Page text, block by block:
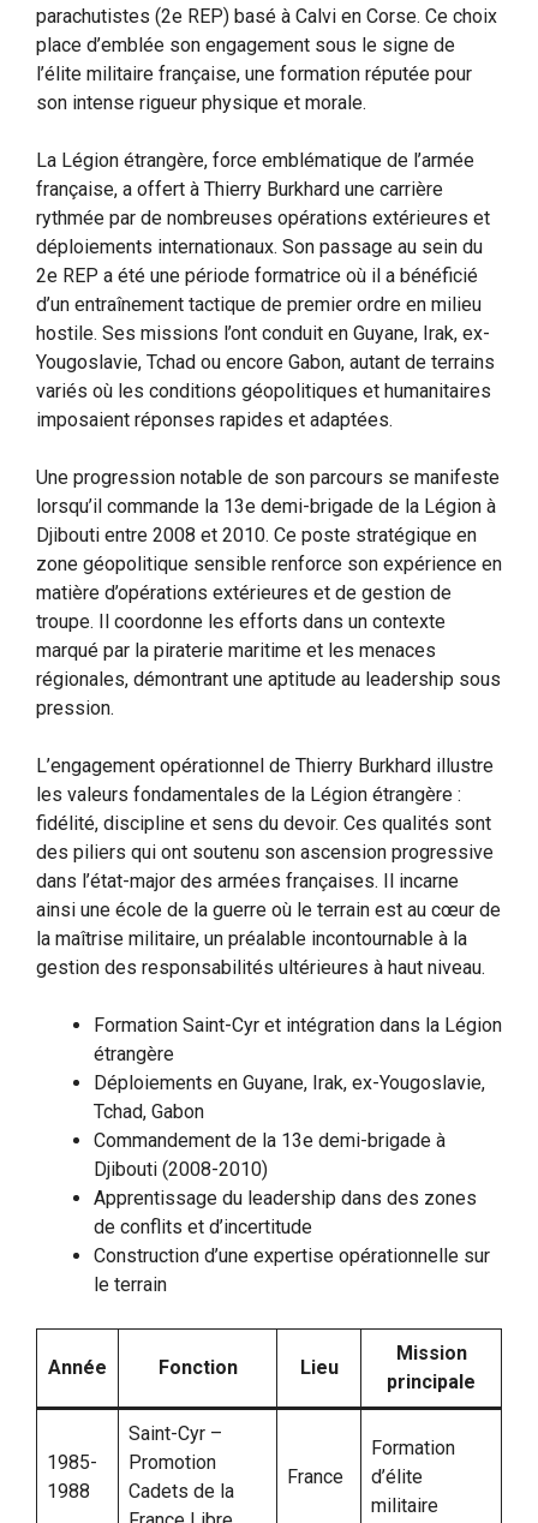
parachutistes (2e REP) basé à Calvi en Corse. Ce choix
place d’emblée son engagement sous le signe de
l’élite militaire française, une formation réputée pour
son intense rigueur physique et morale.
La Légion étrangère, force emblématique de l’armée
française, a offert à Thierry Burkhard une carrière
rythmée par de nombreuses opérations extérieures et
déploiements internationaux. Son passage au sein du
2e REP a été une période formatrice où il a bénéficié
d’un entraînement tactique de premier ordre en milieu
hostile. Ses missions l’ont conduit en Guyane, Irak, ex-
Yougoslavie, Tchad ou encore Gabon, autant de terrains
variés où les conditions géopolitiques et humanitaires
imposaient réponses rapides et adaptées.
Une progression notable de son parcours se manifeste
lorsqu’il commande la 13e demi-brigade de la Légion à
Djibouti entre 2008 et 2010. Ce poste stratégique en
zone géopolitique sensible renforce son expérience en
matière d’opérations extérieures et de gestion de
troupe. Il coordonne les efforts dans un contexte
marqué par la piraterie maritime et les menaces
régionales, démontrant une aptitude au leadership sous
pression.
L’engagement opérationnel de Thierry Burkhard illustre
les valeurs fondamentales de la Légion étrangère :
fidélité, discipline et sens du devoir. Ces qualités sont
des piliers qui ont soutenu son ascension progressive
dans l’état-major des armées françaises. Il incarne
ainsi une école de la guerre où le terrain est au cœur de
la maîtrise militaire, un préalable incontournable à la
gestion des responsabilités ultérieures à haut niveau.
Formation Saint-Cyr et intégration dans la Légion
étrangère
Déploiements en Guyane, Irak, ex-Yougoslavie,
Tchad, Gabon
Commandement de la 13e demi-brigade à
Djibouti (2008-2010)
Apprentissage du leadership dans des zones
de conflits et d’incertitude
Construction d’une expertise opérationnelle sur
le terrain
Année Fonction Lieu
Mission
principale
1985-
1988
Saint-Cyr –
Promotion
Cadets de la
France
Formation
d’élite
militaire